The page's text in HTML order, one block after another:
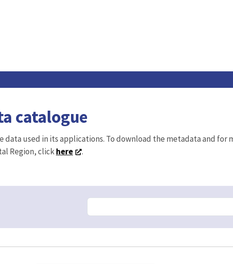
catalogue
data used in its applications. To download the metadata and
Region, clickhere .